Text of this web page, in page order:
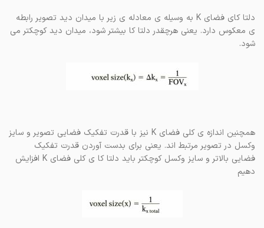
دلتا کای فضای K به وسیله ی معادله ی زیر با میدان دید تصویر رابطه
ی معکوس دارد. یعنی هرچقدر دلتا کا بیشتر شود، میدان دید کوچکتر می
شود.
همچنین اندازه ی کلی فضای K نیز با قدرت تفکیک فضایی تصویر و سایز
وکسل در تصویر مرتبط اند. یعنی برای بدست آوردن قدرت تفکیک
فضایی بالاتر و سایز وکسل کوچکتر باید دلتا کا ی کلی فضای K افزایش
دهیم